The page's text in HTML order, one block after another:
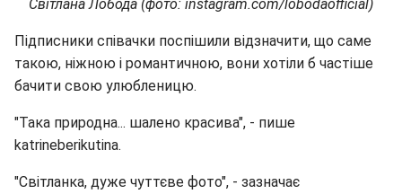
Світлана Лобода (фото: instagram.com/lobodaofficial)
Підписники співачки поспішили відзначити, що саме
такою, ніжною і романтичною, вони хотіли б частіше
бачити свою улюбленицю.
"Така природна... шалено красива", - пише
katrineberikutina.
"Світланка, дуже чуттєве фото", - зазначає